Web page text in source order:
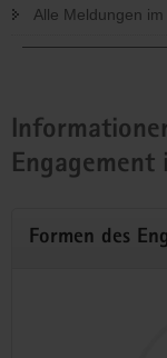
Alle Meldungen
Engagement
Formen des